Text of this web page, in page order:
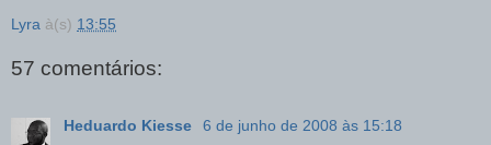
Lyra à(s) 13:55
57 comentários:
Heduardo Kiesse
6 de junho de 2008 às 15:18